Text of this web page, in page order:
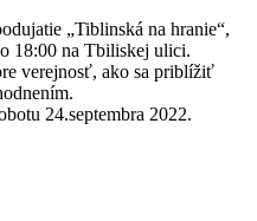
„Tiblinská na hranie“,
18:00 na Tbiliskej ulici.
verejnosť, ako sa priblížiť
24.septembra 2022.